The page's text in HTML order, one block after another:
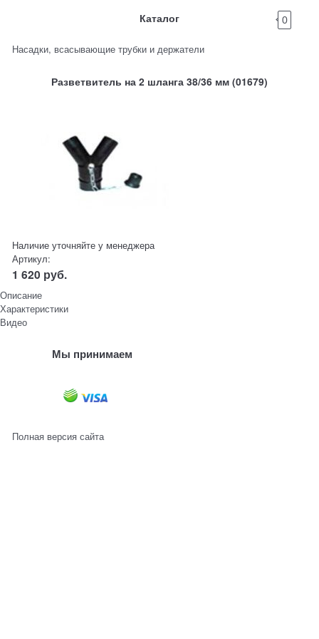
Каталог 0
Насадки, всасывающие трубки и держатели
Разветвитель на 2 шланга 38/36 мм (01679)
Наличие уточняйте у менеджера
Артикул:
1 620 руб.
Описание
Характеристики
Видео
Мы принимаем
Полная версия сайта